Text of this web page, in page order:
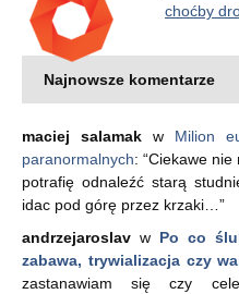
choćby
Najnowsze komentarze
maciej salamak w Milion
paranormalnych: “Ciekawe nie
potrafię odnaleźć starą
idac pod górę przez krzaki… ”
andrzejaroslav w Po co
zabawa, trywializacja czy
zastanawiam się czy